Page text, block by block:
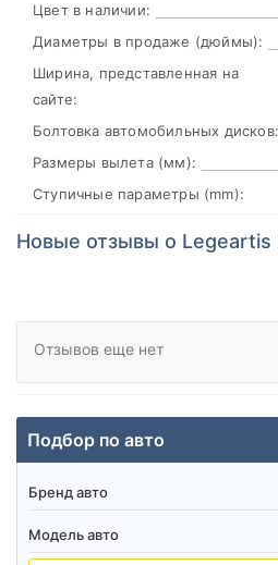
Цвет в наличии:
Диаметры в продаже (дюймы):
Ширина, представленная на
сайте:
Болтовка автомобильных дисков:
Размеры вылета (мм):
Ступичные параметры (mm):
Новые отзывы о Legeartis
Отзывов еще нет
Подбор по авто